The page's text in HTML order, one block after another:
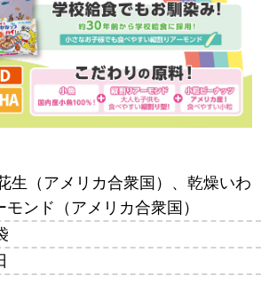
生（アメリカ合衆国）、乾燥いわ
ンド（アメリカ合衆国）